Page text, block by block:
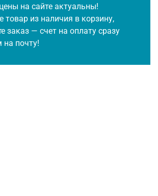
на сайте актуальны!
товар из наличия в корзину,
заказ — счет на оплату сразу
на почту!